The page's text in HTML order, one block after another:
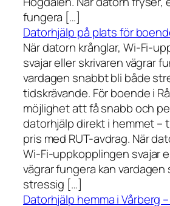
fungera […]
Datorhjälp på plats för
När datorn krånglar, Wi-Fi-
svajar eller skrivaren vägrar
vardagen snabbt bli både
tidskrävande. För boende i
möjlighet att få snabb och
datorhjälp direkt i hemmet –
pris med RUT-avdrag. När
Wi-Fi-uppkopplingen svajar
vägrar fungera kan
stressig […]
Datorhjälp hemma i Vårberg